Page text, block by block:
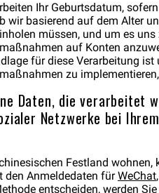
Ihr Geburtsdatum,
wir basierend auf dem Alter
müssen, und um es
auf Konten
für diese Verarbeitung ist
zu
Daten, die verarbeitet
Netzwerke bei
Festland
den Anmeldedaten fürWeChat,
entscheiden, werden